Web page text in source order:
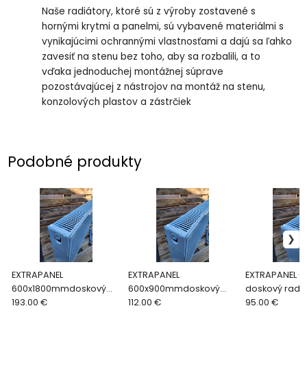
Naše radiátory, ktoré sú z výroby zostavené s
hornými krytmi a panelmi, sú vybavené materiálmi s
vynikajúcimi ochrannými vlastnosťami a dajú sa ľahko
zavesiť na stenu bez toho, aby sa rozbalili, a to
vďaka jednoduchej montážnej súprave
pozostávajúcej z nástrojov na montáž na stenu,
konzolových plastov a zástrčiek
Podobné produkty
EXTRAPANEL
600x1800mmdoskový
radiátor
193.00 €
EXTRAPANEL
600x900mmdoskový
radiátor
112.00 €
EXTRAPANEL
doskový
95.00 €